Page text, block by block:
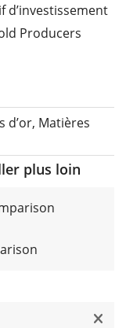
d’investissement
Producers
d’or, Matières
plus loin